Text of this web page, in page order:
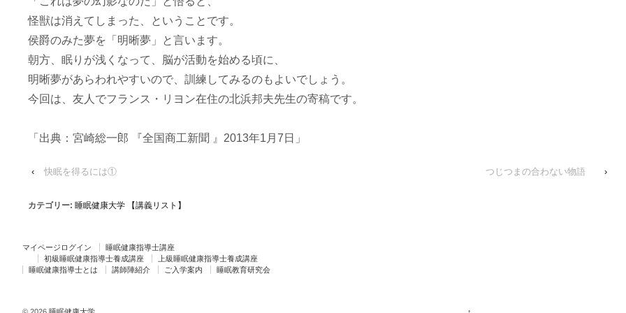
怪獣は消えてしまった、ということです。
侯爵のみた夢を「明晰夢」と言います。
朝方、眠りが浅くなって、脳が活動を始める頃に、
明晰夢があらわれやすいので、訓練してみるのもよいでしょう。
今回は、友人でフランス・リヨン在住の北浜邦夫先生の寄稿です。
「出典：宮崎総一郎 『全国商工新聞 』2013年1月7日」
‹ 快眠を得るには① つじつまの合わない物語 ›
カテゴリー: 睡眠健康大学 【講義リスト】
マイページログイン
睡眠健康指導士講座
初級睡眠健康指導士養成講座
上級睡眠健康指導士養成講座
睡眠健康指導士とは
講師陣紹介 ご入学案内 睡眠教育研究会